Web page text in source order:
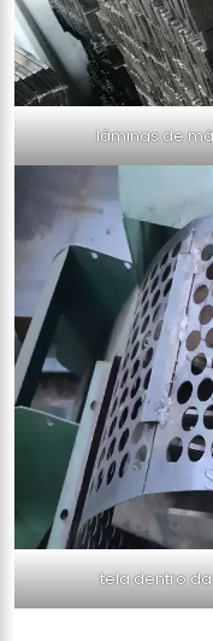
lâminas de
tela dentro